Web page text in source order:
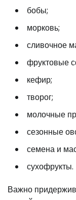
бобы;
морковь;
сливочное
фруктовые
кефир;
творог;
молочные
сезонные
семена и
сухофрукты.
Важно